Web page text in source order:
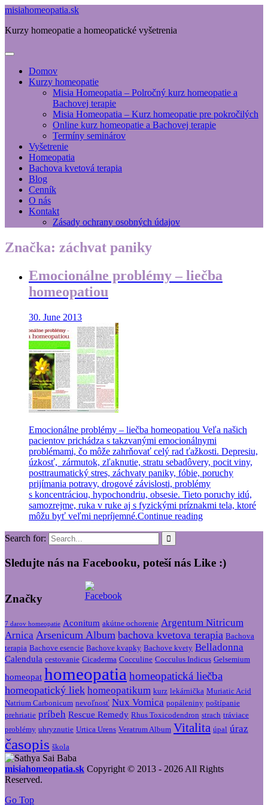
misiahomeopatia.sk
Kurzy homeopatie a homeopatické vyšetrenia
Domov
Kurzy homeopatie
Misia Homeopatia – Polročný kurz homeopatie a
Bachovej terapie
Misia Homeopatia – Kurz homeopatie pre pokročilých
Online kurz homeopatie a Bachovej terapie
Termíny seminárov
Vyšetrenie
Homeopatia
Bachova kvetová terapia
Blog
Cenník
O nás
Kontakt
Zásady ochrany osobných údajov
Značka: záchvat paniky
Emocionálne problémy – liečba
homeopatiou
30. June 2013
Emocionálne problémy – liečba homeopatiou Veľa našich
pacientov prichádza s takzvanými emocionálnymi
problémami, čo môže zahrňovať celý rad ťažkosti. Depresiu,
úzkosť, zármutok, zľaknutie, stratu sebadôvery, pocit viny,
posttraumatický stres, záchvaty paniky, fóbie, poruchy
prijímania potravy, drogové závislosti, problémy
s koncentráciou, hypochondriu, obsesie. Tieto poruchy idú,
samozrejme, ruka v ruke aj s fyzickými príznakmi tela, ktoré
môžu byť veľmi nepríjemné.Continue reading
Search for:
Sledujte nás na Facebooku, poteší nás Like :)
Značky
7 darov homeopatie Aconitum akútne ochorenie Argentum Nitricum
Arnica Arsenicum Album bachova kvetova terapia Bachova
terapia Bachove esencie Bachove kvapky Bachove kvety Belladonna
Calendula cestovanie Cicaderma Cocculine Cocculus Indicus Gelsemium
homeopat homeopatia homeopatická liečba
homeopatický liek homeopatikum kurz lekárnička Muriatic Acid
Natrium Carbonicum nevoľnosť Nux Vomica popáleniny poštípanie
prehriatie príbeh Rescue Remedy Rhus Toxicodendron strach tráviace
problémy uhryznutie Urtica Urens Veratrum Album Vitalita úpal úraz
časopis škola
misiahomeopatia.sk Copyright © 2013 - 2026 All Rights
Reserved.
Go Top